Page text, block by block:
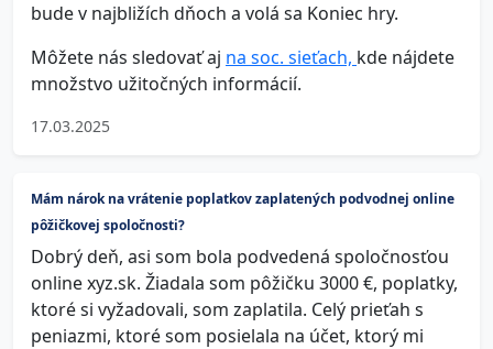
bude v najbližích dňoch a volá sa Koniec hry.
Môžete nás sledovať aj na soc. sieťach, kde nájdete
množstvo užitočných informácií.
17.03.2025
Mám nárok na vrátenie poplatkov zaplatených podvodnej online
pôžičkovej spoločnosti?
Dobrý deň, asi som bola podvedená spoločnosťou
online xyz.sk. Žiadala som pôžičku 3000 €, poplatky,
ktoré si vyžadovali, som zaplatila. Celý prieťah s
peniazmi, ktoré som posielala na účet, ktorý mi